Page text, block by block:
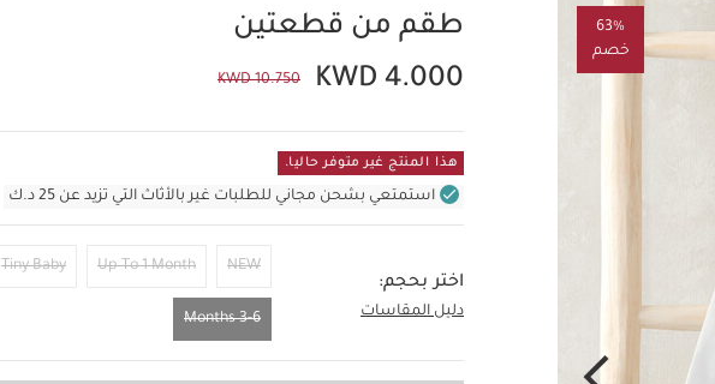
63%
خصم
طقم من قطعتين
KWD 4.000
KWD 10.750
هذا المنتج غير متوفر حاليا.
استمتعي بشحن مجاني للطلبات غير بالأثاث التي تزيد عن 25 د.ك
اختر بحجم:
دليل المقاسات
NEW
Up To 1 Month
Tiny Baby
3-6 Months 3-6 Months